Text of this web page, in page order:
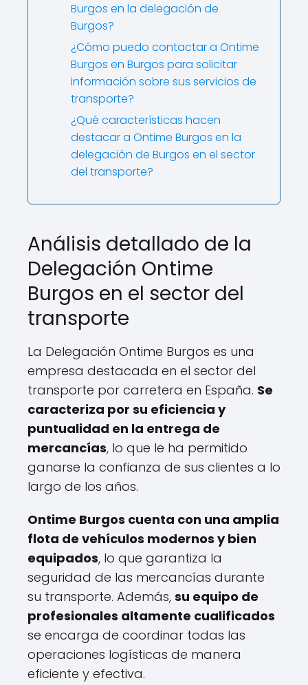
Burgos en la delegación de
Burgos?
¿Cómo puedo contactar a Ontime
Burgos en Burgos para solicitar
información sobre sus servicios de
transporte?
¿Qué características hacen
destacar a Ontime Burgos en la
delegación de Burgos en el sector
del transporte?
Análisis detallado de la
Delegación Ontime
Burgos en el sector del
transporte
La Delegación Ontime Burgos es una
empresa destacada en el sector del
transporte por carretera en España. Se
caracteriza por su eficiencia y
puntualidad en la entrega de
mercancías, lo que le ha permitido
ganarse la confianza de sus clientes a lo
largo de los años.
Ontime Burgos cuenta con una amplia
flota de vehículos modernos y bien
equipados, lo que garantiza la
seguridad de las mercancías durante
su transporte. Además, su equipo de
profesionales altamente cualificados
se encarga de coordinar todas las
operaciones logísticas de manera
eficiente y efectiva.